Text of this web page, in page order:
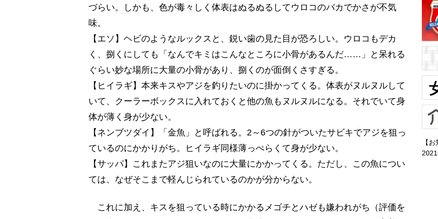
づらい。しかも、色が毒々しく体表はぬるぬるしてウロコのバカでかさが不気
味。
【エソ】ヘビのようなルックスと、鋭い歯の見た目が恐ろしい。ウロコもデカ
く、捌くにしても「なんでキミはこんなところに小骨があるんだ……」と呆れる
ぐらい妙な場所に大量の小骨があり、捌くのが面倒くさすぎる。
【ヒイラギ】本来キスやアジを釣りたいのに掛かってくる。体表がヌルヌルして
いて、クーラーボックスに入れておくと他の魚もヌルヌルになる。それでいて身
体が薄く身が少ない。
【ネンブツダイ】「金魚」と呼ばれる。2～6つの針がついたサビキでアジを狙っ
ているのにかかりがち。ヒイラギ同様薄っぺらくて身が少ない。
【サッパ】これまたアジ狙いなのに大量にかかってくる。ただし、この魚につい
ては、なぜそこまで軽んじられているのかが分からない。
これに加え、キスを狙っている時にかかるメゴチとハゼも嫌われがち（評価を
【